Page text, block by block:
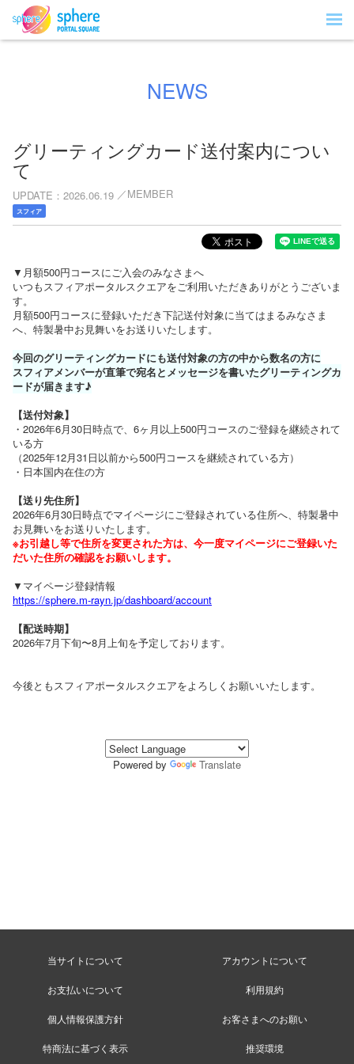
NEWS
グリーティングカード送付案内につい
て
UPDATE 2026.06.19 MEMBER
スフィア
▼月額500円コースにご入会のみなさまへ
いつもスフィアポータルスクエアをご利用いただきありがとうございま
す。
月額500円コースに登録いただき下記送付対象に当てはまるみなさま
へ、特製暑中お見舞いをお送りいたします。
今回のグリーティングカードにも送付対象の方の中から数名の方に
スフィアメンバーが直筆で宛名とメッセージを書いたグリーティングカ
ードが届きます♪
【送付対象】
・2026年6月30日時点で、6ヶ月以上500円コースのご登録を継続されて
いる方
（2025年12月31日以前から500円コースを継続されている方）
・日本国内在住の方
【送り先住所】
2026年6月30日時点でマイページにご登録されている住所へ、特製暑中
お見舞いをお送りいたします。
※お引越し等で住所を変更された方は、今一度マイページにご登録いた
だいた住所の確認をお願いします。
▼マイページ登録情報
https://sphere.m-rayn.jp/dashboard/account
【配送時期】
2026年7月下旬〜8月上旬を予定しております。
今後ともスフィアポータルスクエアをよろしくお願いいたします。
Powered by Translate
当サイトについて アカウントについて
お支払いについて 利用規約
個人情報保護方針 お客さまへのお願い
特商法に基づく表示 推奨環境